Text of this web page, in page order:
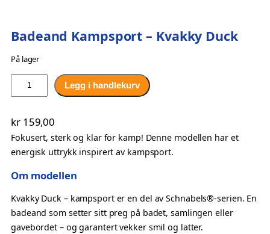
Badeand Kampsport – Kvakky Duck
På lager
a
e
a
n
K
a
m
p
Legg i handlekurv
kr159,00
Fokusert, sterk og klar for kamp! Denne modellen har et
energisk uttrykk inspirert av kampsport.
Om modellen
Kvakky Duck – kampsport er en del av Schnabels®-serien. En
badeand som setter sitt preg på badet, samlingen eller
gavebordet – og garantert vekker smil og latter.